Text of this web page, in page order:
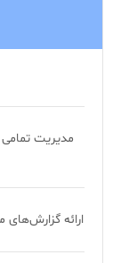
مدیریت
ارائه